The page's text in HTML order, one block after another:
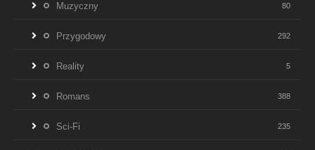
Muzyczny 80
Przygodowy 292
Reality 5
Romans 388
Sci-Fi 235